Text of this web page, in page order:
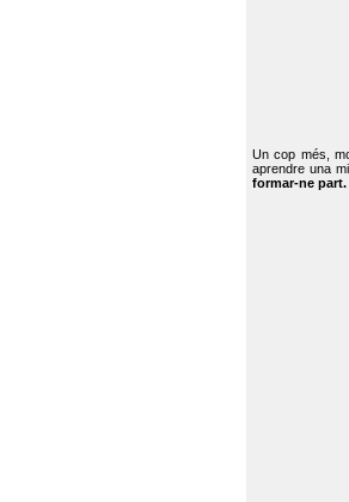
Un cop més,
aprendre una
formar-ne part.